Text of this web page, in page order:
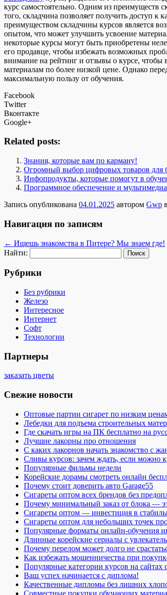
курс самостоятельно. Одним из преимуществ
того, складчина позволяет получить доступ
преимуществом складчины курсов является
опытом, что может улучшить усвоение
некоторые курсы могут быть приобретены
его продавце, чтобы избежать возможных
внимание на рейтинг и отзывы о курсе,
материалам по более низкой цене. Однако
максимальную пользу от обучения.
Facebook
Twitter
Вконтакте
Google+
Related posts:
Знания, которые вам по карману!
Огромный выбор цифровых товаров для
Инфопродукты, которые помогут в
Программное обеспечение и
Запись опубликована 04.01.2025 автором Gwp
Навигация по записям
← Ищешь знакомства в Питере? Мы знаем где!
Найти:
Рубрики
Без рубрики
Железо
Интересное
Интернет
Софт
Технологии
Партнеры
заказать цветы
Свежие новости
Оптовые партии сигарет по низким
Лебедки для подъема строительных
Где скачать игры на ПК бесплатно на
Лучшие лакорны про отношения
С каких лакорнов начать знакомство с
Сливы курсов: зачем ждать, если можно
Популярные фильмы недели
Корейские дорамы смотреть онлайн
Почему стоит доверить авто Garage55
Сигареты оптом всех брендов без
Почему минимальный заказ от блока —
Сигареты оптом — инвестиция в
Сигареты оптом для небольших точек
Популярные форматы онлайн-обучения
Длинные корейские сериалы с
Почему перелом может долго не
Как избежать мошенничества при
Популярные категории курсов на сайтах
Ваш успех начинается с диплома!
Качественные дипломы без лишних
Совместные покупки обучающих